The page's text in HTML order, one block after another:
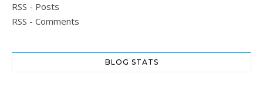
RSS - Posts
RSS - Comments
BLOG STATS